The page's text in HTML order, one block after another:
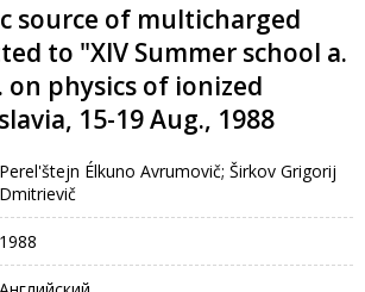
source of multicharged
to "XIV Summer school a.
on physics of ionized
15-19 Aug., 1988
Perel'štejn Élkuno Avrumovič; Širkov Grigorij
Dmitrievič
1988